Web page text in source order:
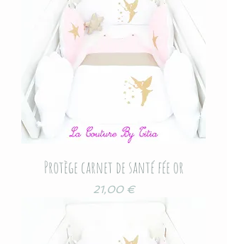
Protège carnet de santé fée or
Prix
21,00 €